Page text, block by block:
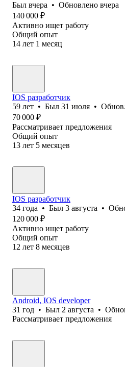
Был вчера • Обновлено вчера
140 000 ₽
Активно ищет работу
Общий опыт
14 лет 1 месяц
IOS разработчик
59 лет • Был 31 июля •
70 000 ₽
Рассматривает предложения
Общий опыт
13 лет 5 месяцев
IOS разработчик
34 года • Был 3 августа •
120 000 ₽
Активно ищет работу
Общий опыт
12 лет 8 месяцев
Android, IOS developer
31 год • Был 2 августа •
Рассматривает предложения